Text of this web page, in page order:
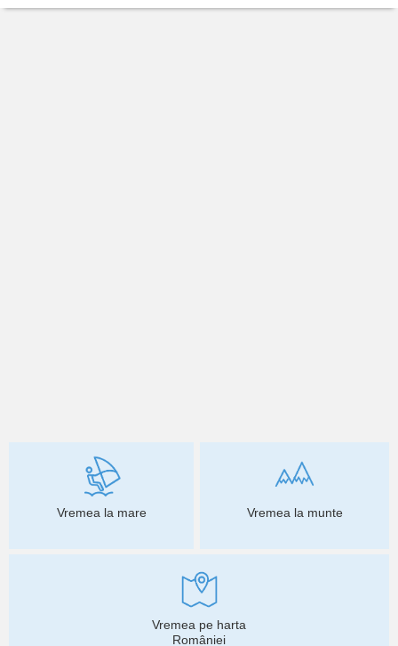
Vremea la mare Vremea la munte
Vremea pe harta
României